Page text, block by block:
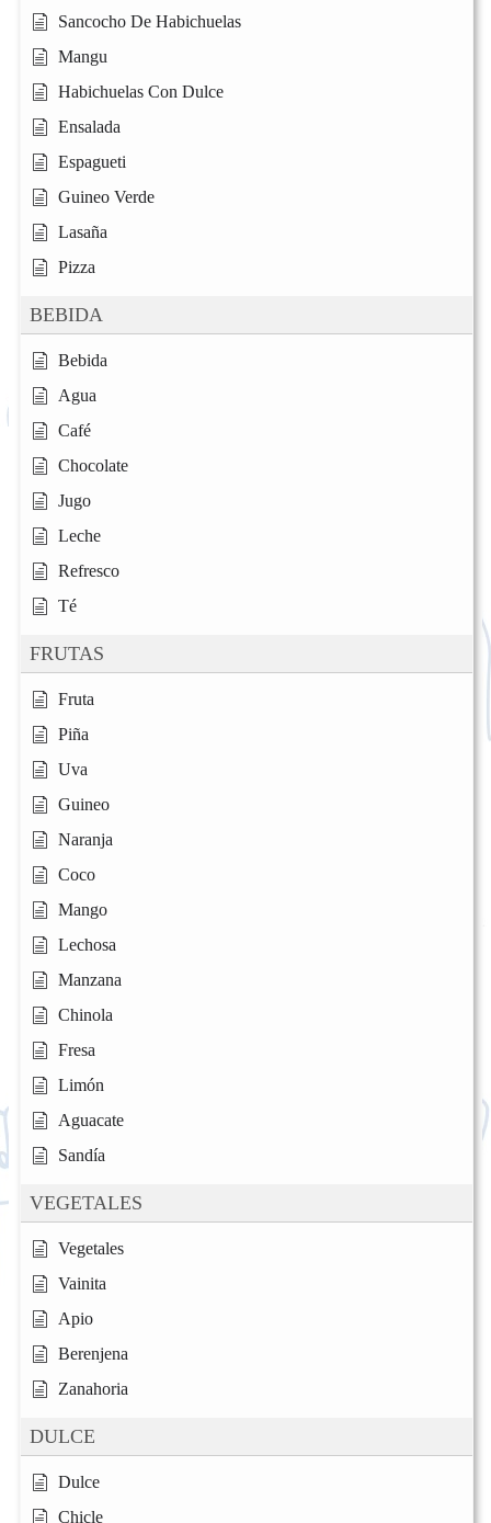
Sancocho De Habichuelas
Mangu
Habichuelas Con Dulce
Ensalada
Espagueti
Guineo Verde
Lasaña
Pizza
BEBIDA
Bebida
Agua
Café
Chocolate
Jugo
Leche
Refresco
Té
FRUTAS
Fruta
Piña
Uva
Guineo
Naranja
Coco
Mango
Lechosa
Manzana
Chinola
Fresa
Limón
Aguacate
Sandía
VEGETALES
Vegetales
Vainita
Apio
Berenjena
Zanahoria
DULCE
Dulce
Chicle